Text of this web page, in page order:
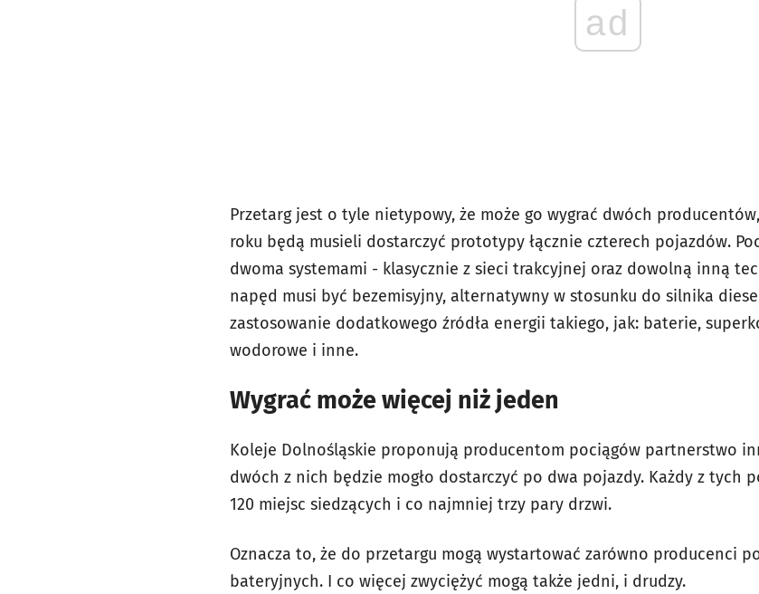
ad
Przetarg jest o tyle nietypowy, że może go wygrać dwóch
roku będą musieli dostarczyć prototypy łącznie czterech pojazdów.
dwoma systemami - klasycznie z sieci trakcyjnej oraz dowolną inną
napęd musi być bezemisyjny, alternatywny w stosunku do silnika
zastosowanie dodatkowego źródła energii takiego, jak: baterie,
wodorowe i inne.
Wygrać może więcej niż jeden
Koleje Dolnośląskie proponują producentom pociągów partnerstwo
dwóch z nich będzie mogło dostarczyć po dwa pojazdy. Każdy z tych
120 miejsc siedzących i co najmniej trzy pary drzwi.
Oznacza to, że do przetargu mogą wystartować zarówno producenci
bateryjnych. I co więcej zwyciężyć mogą także jedni, i drudzy.